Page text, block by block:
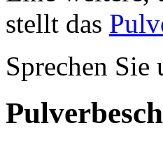
stellt das
Sprechen Sie